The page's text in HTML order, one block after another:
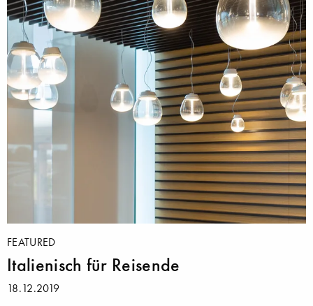
FEATURED
Italienisch für Reisende
18.12.2019